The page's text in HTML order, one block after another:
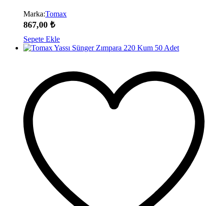
Marka:Tomax
867,00 ₺
Sepete Ekle